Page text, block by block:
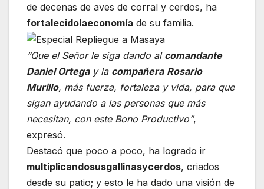
de decenas de aves de corral y cerdos, ha
fortalecidolaeconomía de su familia.
“Que el Señor le siga dando al comandante
Daniel Ortegay la compañera Rosario
Murillo, más fuerza, fortaleza y vida, para que
sigan ayudando a las personas que más
necesitan, con este Bono Productivo”,
expresó.
Destacó que poco a poco, ha logrado ir
multiplicandosusgallinasycerdos, criados
desde su patio; y esto le ha dado una visión de